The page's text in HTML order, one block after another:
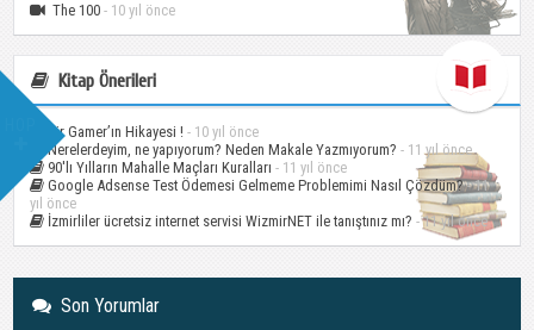
The 100 - 10 yıl önce
Kitap Önerileri
Bir Gamer’ın Hikayesi ! - 10 yıl önce
Nerelerdeyim, ne yapıyorum? Neden Makale Yazmıyorum? - 11 yıl önce
90′lı Yılların Mahalle Maçları Kuralları - 11 yıl önce
Google Adsense Test Ödemesi Gelmeme Problemimi Nasıl Çözdüm?- 11
yıl önce
İzmirliler ücretsiz internet servisi WizmirNET ile tanıştınız mı? - 11 yıl önce
Son Yorumlar